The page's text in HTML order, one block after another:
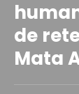
de
Mata